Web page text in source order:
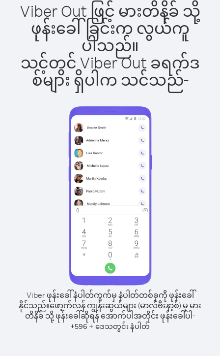
Viber Out ဖြင့် မားတိနိခ် သို့
ဖုန်းခေါ်ခြင်းက လွယ်ကူ
ပါသည်။
သင့်တွင် Viber Out ခရက်ဒ
စ်များ ရှိပါက သင်သည်-
Viber ဖုန်းခေါ်နံပါတ်ကွက်မှ နံပါတ်တစ်ခုကို ဖုန်းခေါ်
နိုင်သည်။ဖော့က်လန် ကျွန်းဆွယ်များ (မာလ်ဗီးနာ့စ်) မှ မား
တိနိခ် သို့ ဖုန်းခေါ်ဆိုရန် အောက်ပါအတိုင်း ဖုန်းခေါ်ပါ-
+596+ ဒေသတွင်း နံပါတ်